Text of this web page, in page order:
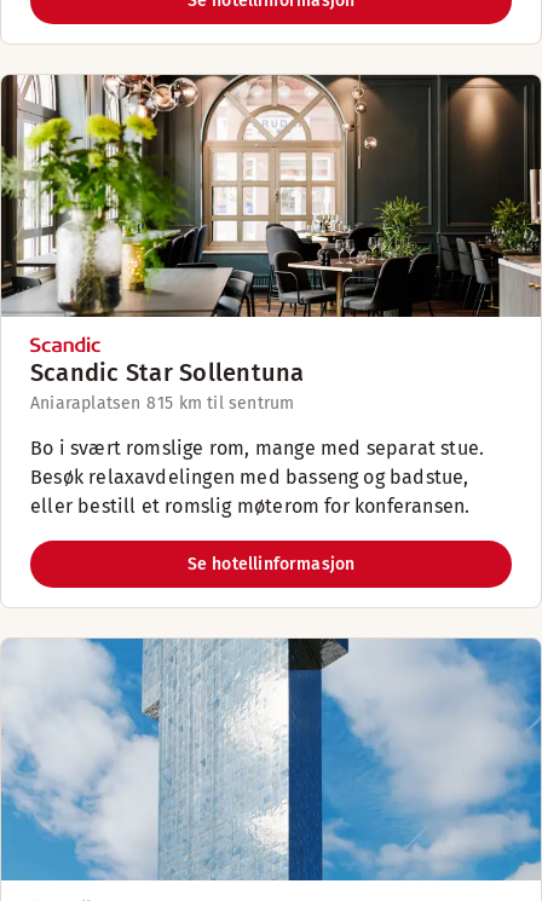
Scandic Star Sollentuna
Aniaraplatsen 815 km til sentrum
Bo i svært romslige rom, mange med separat stue.
Besøk relaxavdelingen med basseng og badstue,
eller bestill et romslig møterom for konferansen.
Se hotellinformasjon